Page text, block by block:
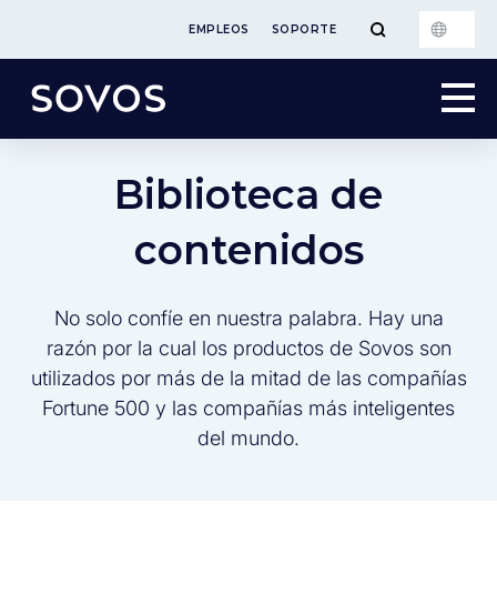
EMPLEOS SOPORTE
Biblioteca de
contenidos
No solo confíe en nuestra palabra. Hay una
razón por la cual los productos de Sovos son
utilizados por más de la mitad de las compañías
Fortune 500 y las compañías más inteligentes
del mundo.